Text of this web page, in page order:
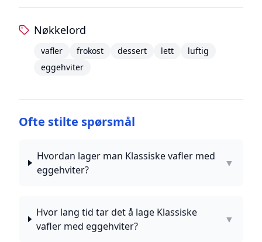
Nøkkelord
vafler frokost dessert lett
luftig
eggehviter
Ofte stilte spørsmål
Hvordan lager man Klassiske vafler med
eggehviter?
▼
Hvor lang tid tar det å lage Klassiske
vafler med eggehviter?
▼